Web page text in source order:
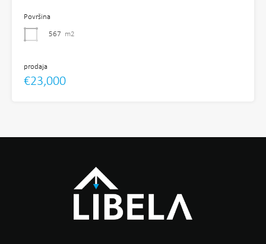
Površina
567 m2
prodaja
€23,000